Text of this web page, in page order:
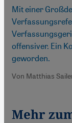
Mit einer
offensiver. Ein
geworden.
Von Matthias
Mehr